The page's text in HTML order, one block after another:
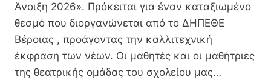
Άνοιξη 2026». Πρόκειται για έναν καταξιωμένο
θεσμό που διοργανώνεται από το ΔΗΠΕΘΕ
Βέροιας , προάγοντας την καλλιτεχνική
έκφραση των νέων. Οι μαθητές και οι μαθήτριες
της θεατρικής ομάδας του σχολείου μας…